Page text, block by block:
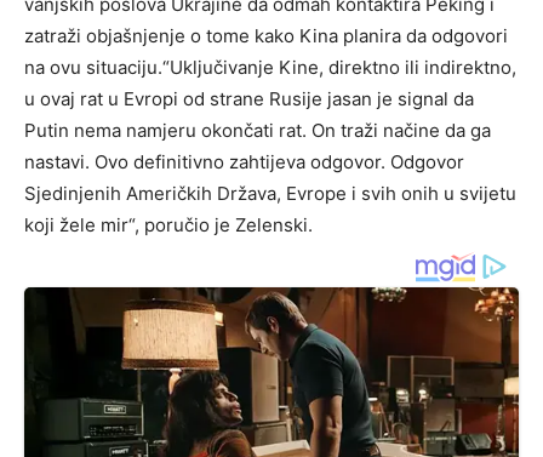
zatraži objašnjenje o tome kako Kina planira da odgovori
na ovu situaciju.“Uključivanje Kine, direktno ili indirektno,
u ovaj rat u Evropi od strane Rusije jasan je signal da
Putin nema namjeru okončati rat. On traži načine da ga
nastavi. Ovo definitivno zahtijeva odgovor. Odgovor
Sjedinjenih Američkih Država, Evrope i svih onih u svijetu
koji žele mir“, poručio je Zelenski.